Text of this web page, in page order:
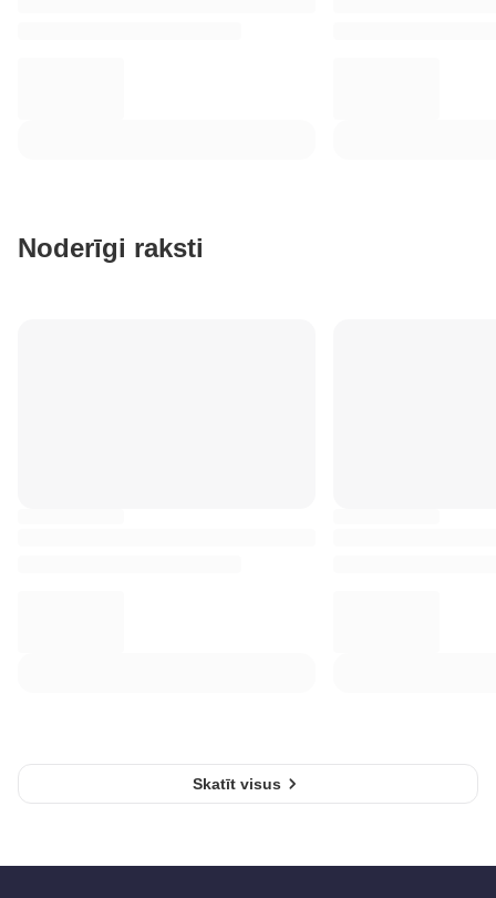
Noderīgi raksti
Skatīt visus